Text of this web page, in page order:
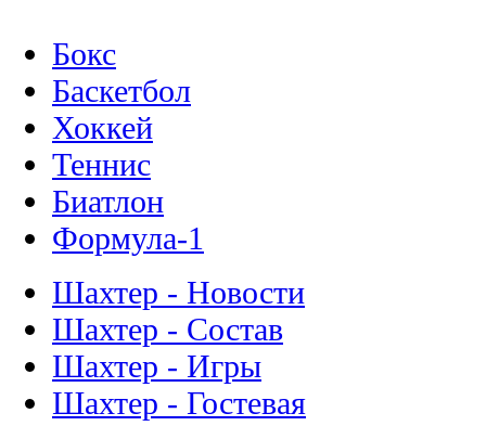
Бокс
Баскетбол
Хоккей
Теннис
Биатлон
Формула-1
Шахтер - Новости
Шахтер - Состав
Шахтер - Игры
Шахтер - Гостевая